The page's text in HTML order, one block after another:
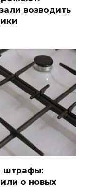
возводить
штрафы:
о новых